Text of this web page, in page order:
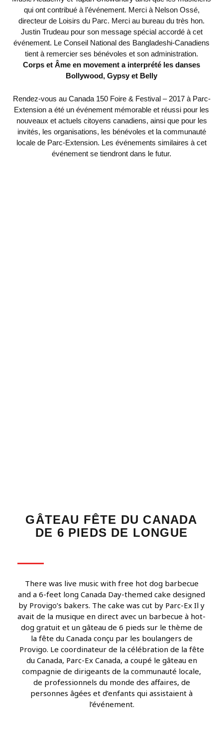
qui ont contribué à l’événement. Merci à Nelson Ossé,
directeur de Loisirs du Parc. Merci au bureau du très hon.
Justin Trudeau pour son message spécial accordé à cet
événement. Le Conseil National des Bangladeshi-Canadiens
tient à remercier ses bénévoles et son administration.
Corps et Âme en movement a interprété les danses
Bollywood, Gypsy et Belly
Rendez-vous au Canada 150 Foire & Festival – 2017 à Parc-
Extension a été un événement mémorable et réussi pour les
nouveaux et actuels citoyens canadiens, ainsi que pour les
invités, les organisations, les bénévoles et la communauté
locale de Parc-Extension. Les événements similaires à cet
événement se tiendront dans le futur.
GÂTEAU FÊTE DU CANADA
DE 6 PIEDS DE LONGUE
There was live music with free hot dog barbecue
and a 6-feet long Canada Day-themed cake designed
by Provigo’s bakers. The cake was cut by Parc-Ex Il y
avait de la musique en direct avec un barbecue à hot-
dog gratuit et un gâteau de 6 pieds sur le thème de
la fête du Canada conçu par les boulangers de
Provigo. Le coordinateur de la célébration de la fête
du Canada, Parc-Ex Canada, a coupé le gâteau en
compagnie de dirigeants de la communauté locale,
de professionnels du monde des affaires, de
personnes âgées et d’enfants qui assistaient à
l’événement.